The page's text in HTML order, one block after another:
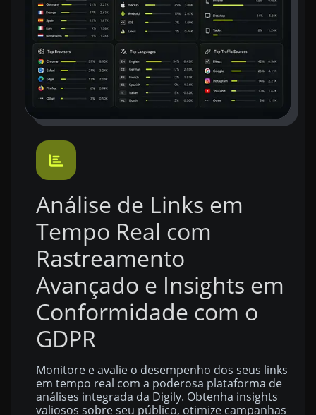
Análise de Links em
Tempo Real com
Rastreamento
Avançado e Insights em
Conformidade com o
GDPR
Monitore e avalie o desempenho dos seus links
em tempo real com a poderosa plataforma de
análises integrada da Digily. Obtenha insights
valiosos sobre seu público, otimize campanhas